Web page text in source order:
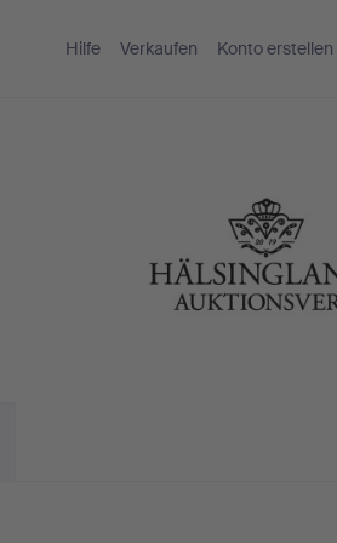
Hilfe Verkaufen Konto erstellen